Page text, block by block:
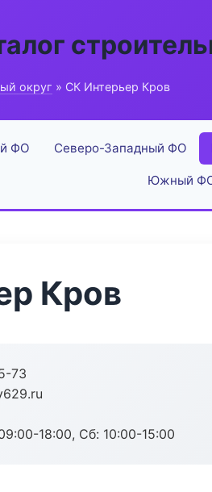
округ » СК Интерьер Кров
ФО Северо-Западный ФО
Южный
Кров
73
18:00, Сб: 10:00-15:00